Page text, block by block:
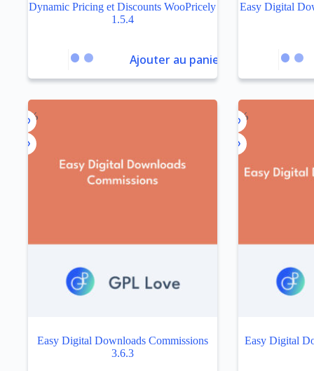
Dynamic Pricing et Discounts WooPricely
1.5.4
Ajouter au panier
Easy Digital
-96%
Easy Digital Downloads Commissions
3.6.3
-92%
Easy Digital